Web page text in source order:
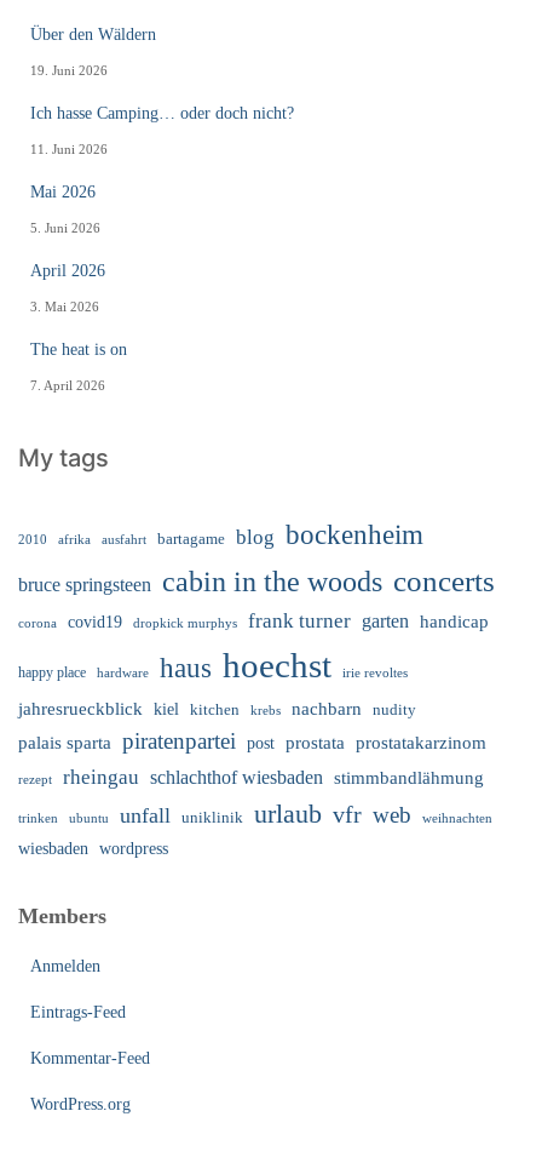
Über den Wäldern
19. Juni 2026
Ich hasse Camping… oder doch nicht?
11. Juni 2026
Mai 2026
5. Juni 2026
April 2026
3. Mai 2026
The heat is on
7. April 2026
My tags
2010 afrika ausfahrt bartagame blog bockenheim
bruce springsteen cabin in the woods concerts
corona covid19 dropkick murphys frank turner garten handicap
happy place hardware haus hoechst irie revoltes
jahresrueckblick kiel kitchen krebs nachbarn nudity
palais sparta piratenpartei post prostata prostatakarzinom
rezept rheingau schlachthof wiesbaden stimmbandlähmung
trinken ubuntu unfall uniklinik urlaub vfr web weihnachten
wiesbaden wordpress
Members
Anmelden
Eintrags-Feed
Kommentar-Feed
WordPress.org